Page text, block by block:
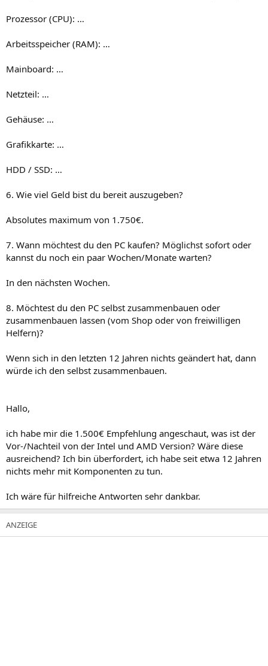
Prozessor (CPU): …
Arbeitsspeicher (RAM): …
Mainboard: …
Netzteil: …
Gehäuse: …
Grafikkarte: …
HDD / SSD: …
6. Wie viel Geld bist du bereit auszugeben?
Absolutes maximum von 1.750€.
7. Wann möchtest du den PC kaufen? Möglichst sofort oder
kannst du noch ein paar Wochen/Monate warten?
In den nächsten Wochen.
8. Möchtest du den PC selbst zusammenbauen oder
zusammenbauen lassen (vom Shop oder von freiwilligen
Helfern)?
Wenn sich in den letzten 12 Jahren nichts geändert hat, dann
würde ich den selbst zusammenbauen.
Hallo,
ich habe mir die 1.500€ Empfehlung angeschaut, was ist der
Vor-/Nachteil von der Intel und AMD Version? Wäre diese
ausreichend? Ich bin überfordert, ich habe seit etwa 12 Jahren
nichts mehr mit Komponenten zu tun.
Ich wäre für hilfreiche Antworten sehr dankbar.